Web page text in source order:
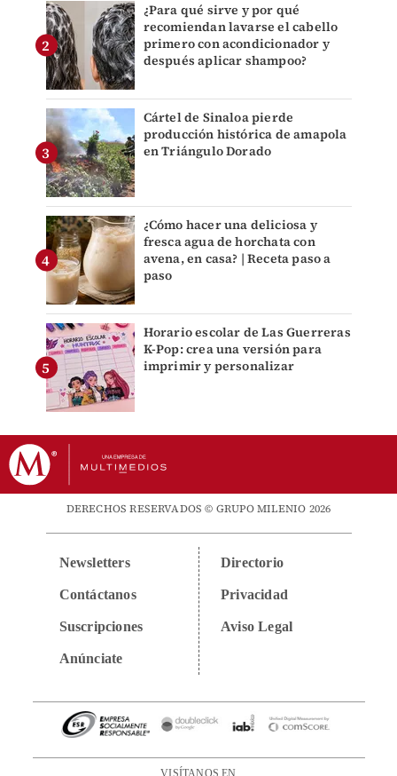
¿Para qué sirve y por qué
recomiendan lavarse el cabello
primero con acondicionador y
después aplicar shampoo?
Cártel de Sinaloa pierde
producción histórica de amapola
en Triángulo Dorado
¿Cómo hacer una deliciosa y
fresca agua de horchata con
avena, en casa? | Receta paso a
paso
Horario escolar de Las Guerreras
K-Pop: crea una versión para
imprimir y personalizar
DERECHOS RESERVADOS © GRUPO MILENIO 2026
Newsletters
Contáctanos
Suscripciones
Anúnciate
Directorio
Privacidad
Aviso Legal